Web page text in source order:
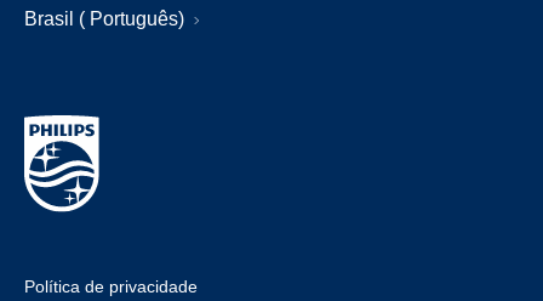
Brasil ( Português)
Política de privacidade